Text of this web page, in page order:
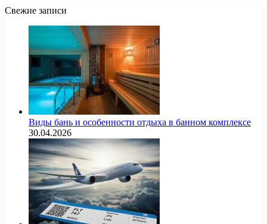
Свежие записи
Виды бань и особенности отдыха в банном комплексе
30.04.2026